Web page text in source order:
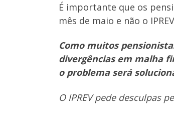
É importante que os
mês de maio e não o
Como muitos
divergências em malha
o problema será
O IPREV pede desculpas